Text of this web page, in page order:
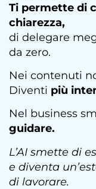
Ti permette di
chiarezza,
di delegare
da zero.
Nei contenuti
Diventi più
Nel business
guidare.
L’AI smette di
e diventa
di lavorare.